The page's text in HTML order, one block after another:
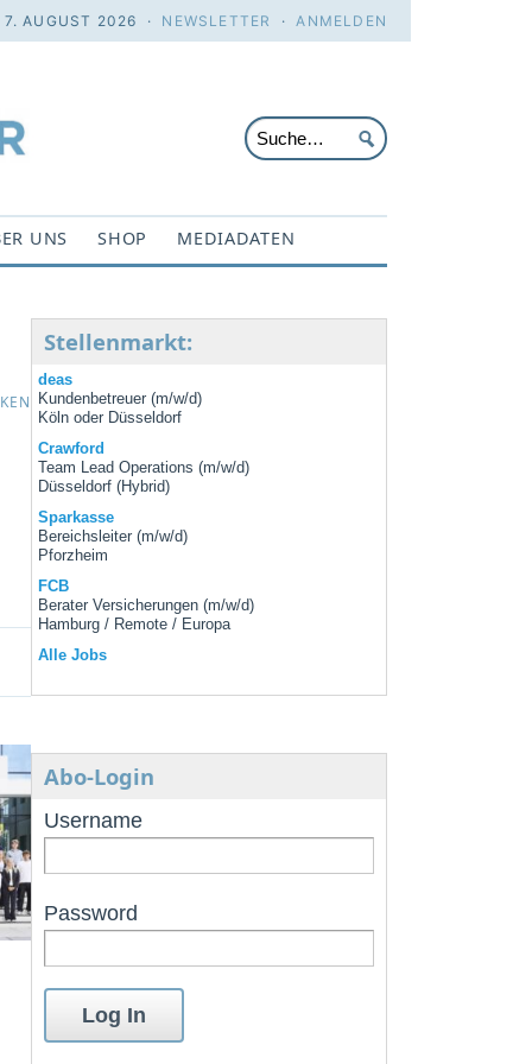
7. AUGUST 2026 · NEWSLETTER ·ANMELDEN
UNS SHOP MEDIADATEN
Stellenmarkt:
deas
Kundenbetreuer (m/w/d)
Köln oder Düsseldorf
Crawford
Team Lead Operations (m/w/d)
Düsseldorf (Hybrid)
Sparkasse
Bereichsleiter (m/w/d)
Pforzheim
FCB
Berater Versicherungen (m/w/d)
Hamburg / Remote / Europa
Alle Jobs
Abo-Login
Username
Password